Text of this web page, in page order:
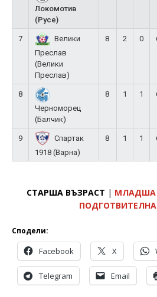
Локомотив
(Русе)
7
Велики
Преслав
(Велики
Преслав)
8 2 0
8
Черноморец
(Балчик)
8 1 1
9
Спартак
1918 (Варна)
8 1 1
СТАРША ВЪЗРАСТ | МЛАДША
ПОДГОТВИТЕЛНА
Сподели:
Facebook X
Telegram Email